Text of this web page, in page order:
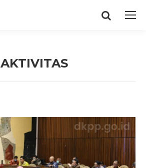
Search:
AKTIVITAS